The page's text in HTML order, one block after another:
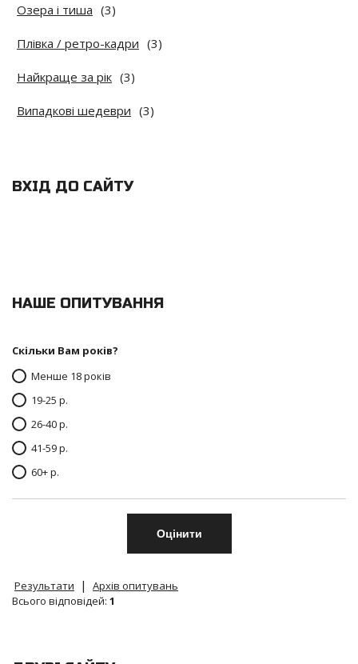
Озера і тиша (3)
Плівка / ретро-кадри (3)
Найкраще за рік (3)
Випадкові шедеври (3)
ВХІД ДО САЙТУ
НАШЕ ОПИТУВАННЯ
Скільки Вам років?
Менше 18 років
19-25 р.
26-40 р.
41-59 р.
60+ р.
Результати |
Архів опитувань
Всього відповідей: 1